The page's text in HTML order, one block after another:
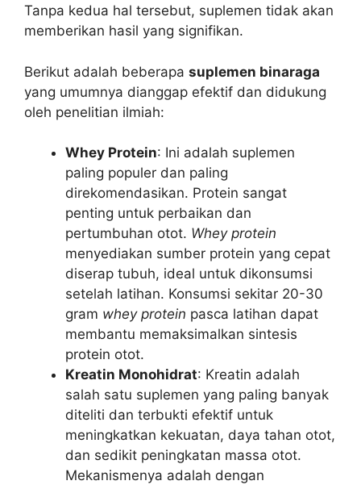
Tanpa kedua hal tersebut, suplemen tidak akan
memberikan hasil yang signifikan.
Berikut adalah beberapa suplemen binaraga
yang umumnya dianggap efektif dan didukung
oleh penelitian ilmiah:
Whey Protein: Ini adalah suplemen
paling populer dan paling
direkomendasikan. Protein sangat
penting untuk perbaikan dan
pertumbuhan otot. Whey protein
menyediakan sumber protein yang cepat
diserap tubuh, ideal untuk dikonsumsi
setelah latihan. Konsumsi sekitar 20-30
gram whey protein pasca latihan dapat
membantu memaksimalkan sintesis
protein otot.
Kreatin Monohidrat: Kreatin adalah
salah satu suplemen yang paling banyak
diteliti dan terbukti efektif untuk
meningkatkan kekuatan, daya tahan otot,
dan sedikit peningkatan massa otot.
Mekanismenya adalah dengan